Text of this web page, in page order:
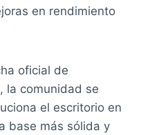
en rendimiento
oficial de
la comunidad se
el escritorio en
base más sólida y